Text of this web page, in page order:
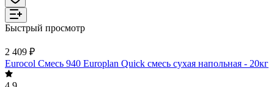
Быстрый просмотр
2 409 ₽
Eurocol Смесь 940 Europlan Quick смесь сухая напольная - 20кг